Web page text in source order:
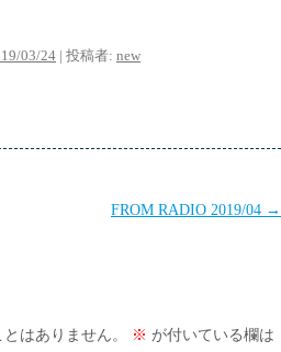
03/24 | 投稿者: new
FROM RADIO 2019/04 →
はありません。 ※ が付いている欄は